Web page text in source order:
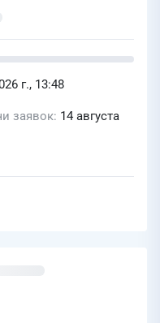
г., 13:48
заявок 14 августа